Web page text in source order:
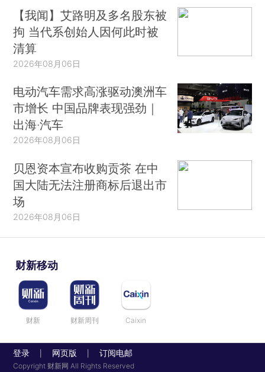
【我闻】艾路明及多名股东被
拘 当代系创始人因何此时被
清算
2026年08月06日
电动汽车需求高涨驱动澳洲车
市增长 中国品牌表现强劲｜
出海·汽车
2026年08月06日
贝恩资本宣布收购贡茶 在中
国大陆无法注册商标后退出市
场
2026年08月06日
财新移动
财新 财新周刊 Caixin
登录 网页版 订阅电邮
Copyright 财新网 All Rights Reserved